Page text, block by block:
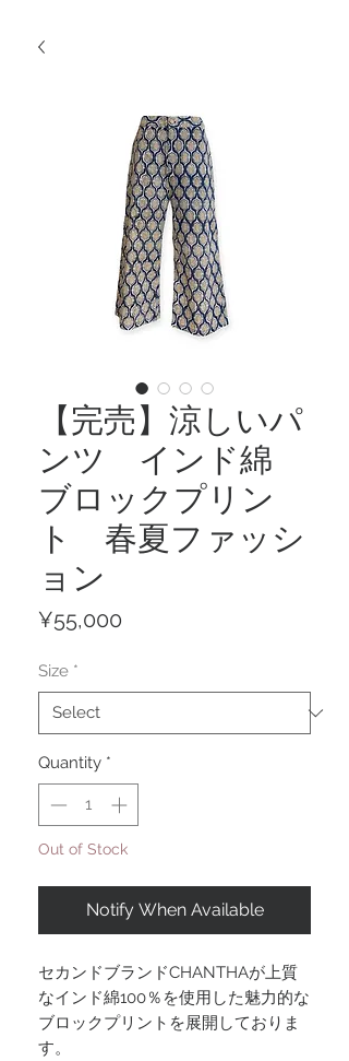
【完売】涼しいパ
ンツ インド綿
ブロックプリン
ト 春夏ファッシ
ョン
¥55,000
Size *
Quantity *
Out of Stock
Notify When Available
セカンドブランドCHANTHAが上質
なインド綿100％を使用した魅力的な
ブロックプリントを展開しておりま
す。